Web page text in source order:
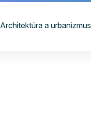
Architektúra a urbanizmus